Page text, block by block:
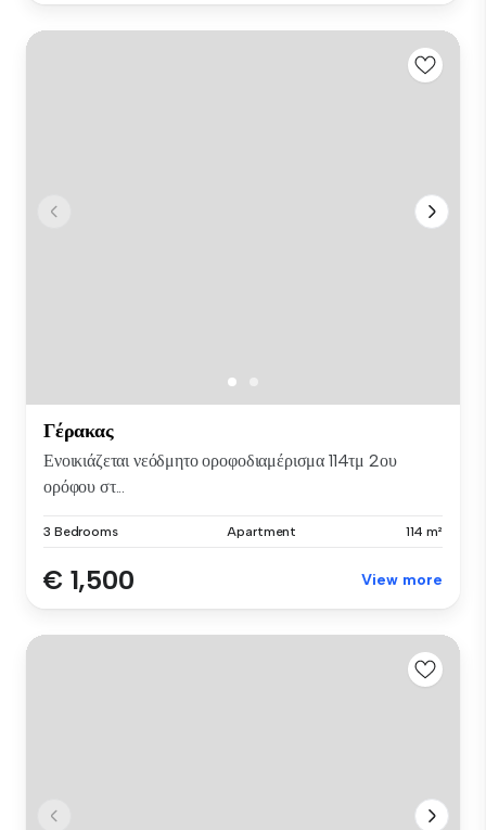
Γέρακας
Ενοικιάζεται νεόδμητο οροφοδιαμέρισμα 114τμ 2ου
ορόφου στ...
3 Bedrooms Apartment 114 m²
€ 1,500 View more